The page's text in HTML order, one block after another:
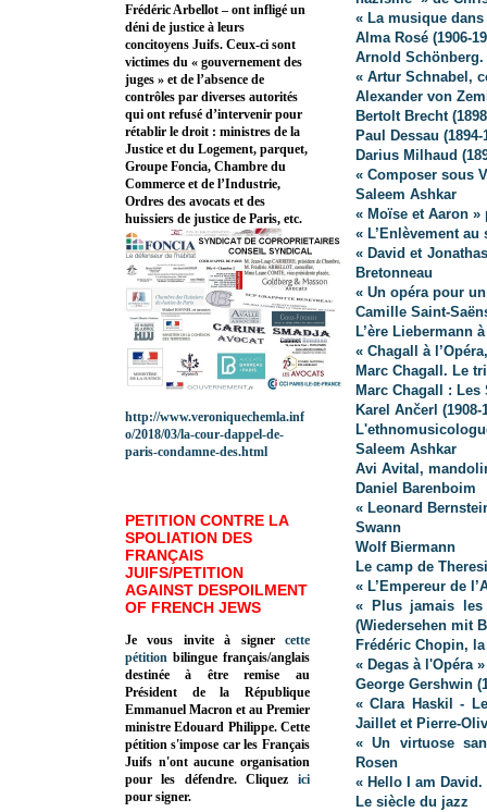
« La musique
Alma Rosé (1906-
Arnold
« Artur Schnabel,
Alexander von
Bertolt Brecht
Paul Dessau (1894-
Darius Milhaud
« Composer sous
Saleem Ashkar
« Moïse et Aaron
« L’Enlèvement
« David et
Bretonneau
« Un opéra pour
Camille Saint-
L’ère Liebermann
« Chagall à
Marc Chagall. Le
Marc Chagall :
Karel Ančerl
Saleem Ashkar
Avi Avital,
Daniel Barenboim
« Leonard
Swann
Wolf Biermann
Le camp de
« L’Empereur de
« Plus jamais les
(Wiedersehen mit
Frédéric Chopin,
« Degas à l'Opéra
George Gershwin
« Clara Haskil -
Jaillet et Pierre-
« Un virtuose
Rosen
« Hello I am
Le siècle du jazz
Frédéric Arbellot – ont infligé un
déni de justice à leurs
concitoyens Juifs. Ceux-ci sont
victimes du « gouvernement des
juges » et de l’absence de
contrôles par diverses autorités
qui ont refusé d’intervenir pour
rétablir le droit : ministres de la
Justice et du Logement, parquet,
Groupe Foncia, Chambre du
Commerce et de l’Industrie,
Ordres des avocats et des
huissiers de justice de Paris, etc.
http://www.veroniquechemla.inf
o/2018/03/la-cour-dappel-de-
paris-condamne-des.html
PETITION CONTRE LA
SPOLIATION DES
FRANÇAIS
JUIFS/PETITION
AGAINST DESPOILMENT
OF FRENCH JEWS
Je vous invite à signer cette
pétition bilingue français/anglais
destinée à être remise au
Président de la République
Emmanuel Macron et au Premier
ministre Edouard Philippe. Cette
pétition s'impose car les Français
Juifs n'ont aucune organisation
pour les défendre. Cliquez
ici
pour signer.